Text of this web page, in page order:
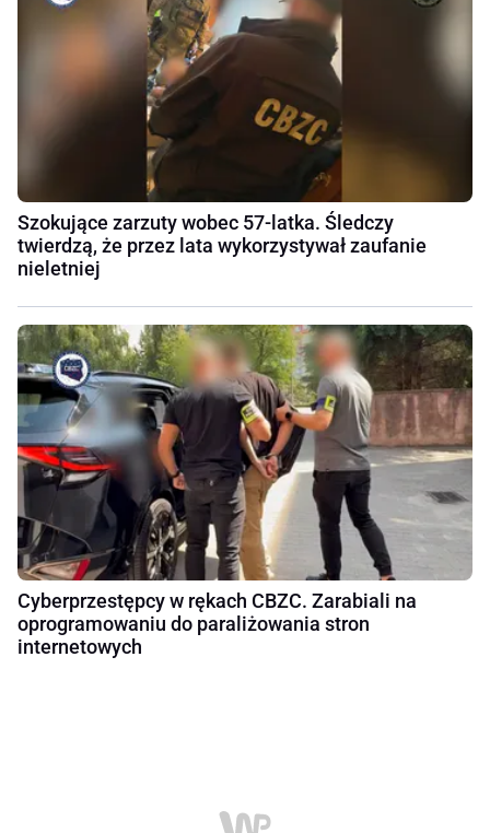
Szokujące zarzuty wobec 57-latka. Śledczy
twierdzą, że przez lata wykorzystywał zaufanie
nieletniej
Cyberprzestępcy w rękach CBZC. Zarabiali na
oprogramowaniu do paraliżowania stron
internetowych